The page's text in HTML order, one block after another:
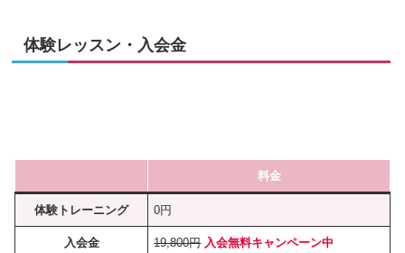
体験レッスン・入会金
料金
体験トレーニング 0円
入会金 19,800円 入会無料キャンペーン中